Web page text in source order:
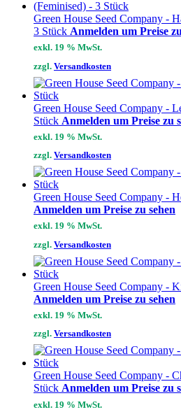
Green House Seed Company -
3 Stück Anmelden um Preise
exkl. 19 % MwSt.
zzgl. Versandkosten
Green House Seed Company -
Stück Anmelden um Preise zu
exkl. 19 % MwSt.
zzgl. Versandkosten
Green House Seed Company -
Anmelden um Preise zu sehen
exkl. 19 % MwSt.
zzgl. Versandkosten
Green House Seed Company -
Anmelden um Preise zu sehen
exkl. 19 % MwSt.
zzgl. Versandkosten
Green House Seed Company -
Stück Anmelden um Preise zu
exkl. 19 % MwSt.